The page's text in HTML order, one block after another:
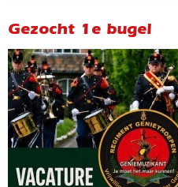
Gezocht 1e bugel